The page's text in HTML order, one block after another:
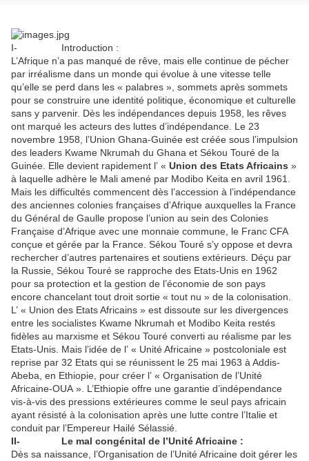
I- Introduction :
L’Afrique n’a pas manqué de rêve, mais elle continue de pécher
par irréalisme dans un monde qui évolue à une vitesse telle
qu’elle se perd dans les « palabres », sommets après sommets
pour se construire une identité politique, économique et culturelle
sans y parvenir. Dès les indépendances depuis 1958, les rêves
ont marqué les acteurs des luttes d’indépendance. Le 23
novembre 1958, l’Union Ghana-Guinée est créée sous l’impulsion
des leaders Kwame Nkrumah du Ghana et Sékou Touré de la
Guinée. Elle devient rapidement l’ « Union des Etats Africains »
à laquelle adhère le Mali amené par Modibo Keita en avril 1961.
Mais les difficultés commencent dès l’accession à l’indépendance
des anciennes colonies françaises d’Afrique auxquelles la France
du Général de Gaulle propose l’union au sein des Colonies
Française d’Afrique avec une monnaie commune, le Franc CFA
conçue et gérée par la France. Sékou Touré s’y oppose et devra
rechercher d’autres partenaires et soutiens extérieurs. Déçu par
la Russie, Sékou Touré se rapproche des Etats-Unis en 1962
pour sa protection et la gestion de l’économie de son pays
encore chancelant tout droit sortie « tout nu » de la colonisation.
L’ « Union des Etats Africains » est dissoute sur les divergences
entre les socialistes Kwame Nkrumah et Modibo Keita restés
fidèles au marxisme et Sékou Touré converti au réalisme par les
Etats-Unis. Mais l’idée de l’ « Unité Africaine » postcoloniale est
reprise par 32 Etats qui se réunissent le 25 mai 1963 à Addis-
Abeba, en Ethiopie, pour créer l’ « Organisation de l’Unité
Africaine-OUA ». L’Ethiopie offre une garantie d’indépendance
vis-à-vis des pressions extérieures comme le seul pays africain
ayant résisté à la colonisation après une lutte contre l’Italie et
conduit par l’Empereur Hailé Sélassié.
II-
Le mal congénital de l’Unité Africaine :
Dès sa naissance, l’Organisation de l’Unité Africaine doit gérer les